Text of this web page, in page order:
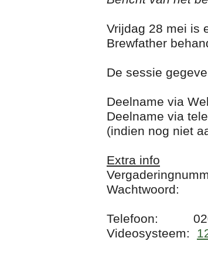
Vrijdag 28 mei is
Brewfather
De sessie
Deelname via
Deelname via
(indien nog niet
Extra info
Wachtwoord:
Telefoon: 020-
Videosysteem: